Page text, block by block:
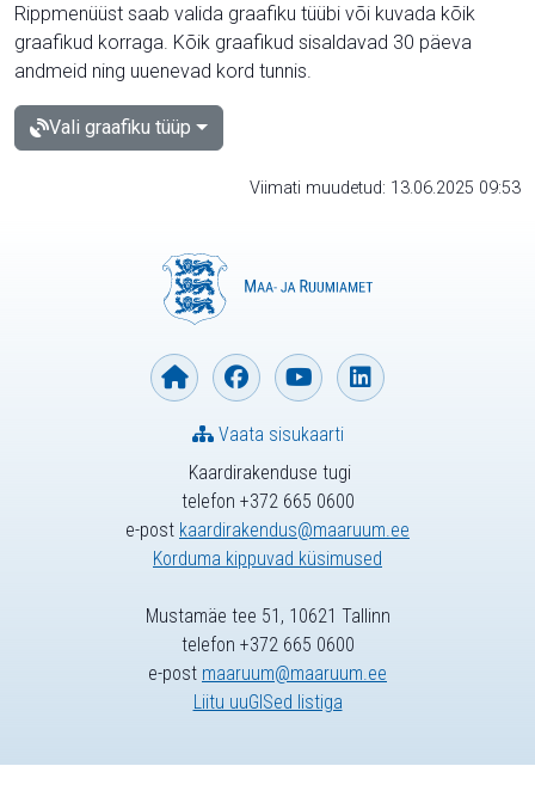
Rippmenüüst saab valida graafiku tüübi või kuvada kõik
graafikud korraga. Kõik graafikud sisaldavad 30 päeva
andmeid ning uuenevad kord tunnis.
Vali graafiku tüüp
Viimati muudetud: 13.06.2025 09:53
Kaardirakenduse tugi
telefon +372 665 0600
e-post kaardirakendus@maaruum.ee
Korduma kippuvad küsimused
Vaata sisukaarti
Mustamäe tee 51, 10621 Tallinn
telefon +372 665 0600
e-post maaruum@maaruum.ee
Liitu uuGISed listiga